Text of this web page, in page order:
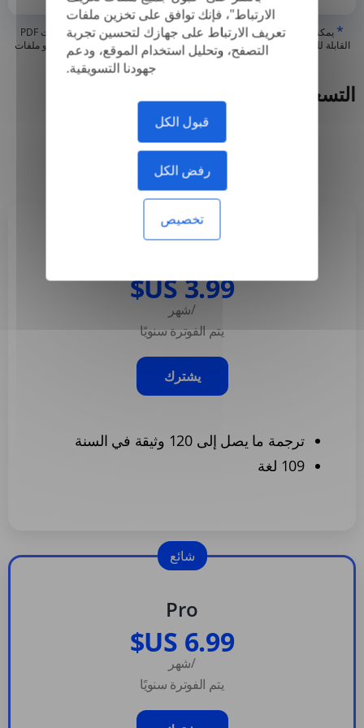
الارتباط"، فإنك توافق على تخزين ملفات
تعريف الارتباط على جهازك لتحسين تجربة
التصفح، وتحليل استخدام الموقع، ودعم
جهودنا التسويقية.
قبول الكل
رفض الكل
تخصيص
*
يمكننا فقط ترجمة ملفات PDF "الحقيقية" أو التي تم إنشاؤها رقميًا وملفات PDF
القابلة للبحث، ولكن لا يمكننا ترجمة ملفات PDF "المحتوية على صورة فقط" أو ملفات
PDF الممسوحة ضوئيًا
التسعير
شهريا سنوي
‏3.99 US$
/شهر
يتم الفوترة سنويًا
يشترك
ترجمة ما يصل إلى 120 وثيقة في السنة
109 لغة
Pro
/شهر
يتم الفوترة سنويًا
شائع